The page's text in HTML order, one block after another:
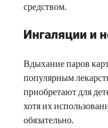
средством.
Ингаляции и
Вдыхание паров
популярным
приобретают для
хотя их
обязательно.